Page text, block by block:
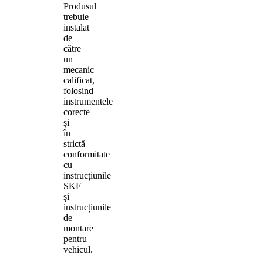
Produsul
trebuie
instalat
de
către
un
mecanic
calificat,
folosind
instrumentele
corecte
și
în
strictă
conformitate
cu
instrucțiunile
SKF
și
instrucțiunile
de
montare
pentru
vehicul.